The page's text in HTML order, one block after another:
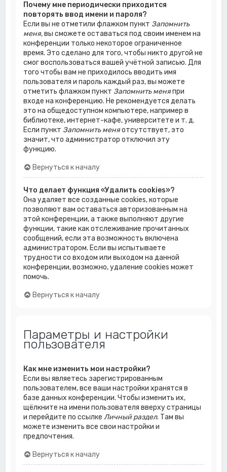
Почему мне периодически приходится
повторять ввод имени и пароля?
Если вы не отметили флажком пункт Запомнить
меня, вы сможете оставаться под своим именем на
конференции только некоторое ограниченное
время. Это сделано для того, чтобы никто другой не
смог воспользоваться вашей учётной записью. Для
того чтобы вам не приходилось вводить имя
пользователя и пароль каждый раз, вы можете
отметить флажком пункт Запомнить меняпри
входе на конференцию. Не рекомендуется делать
это на общедоступном компьютере, например в
библиотеке, интернет-кафе, университете и т. д.
Если пункт Запомнить меняотсутствует, это
значит, что администратор отключил эту
функцию.
Вернуться к началу
Что делает функция «Удалить cookies»?
Она удаляет все созданные cookies, которые
позволяют вам оставаться авторизованным на
этой конференции, а также выполняют другие
функции, такие как отслеживание прочитанных
сообщений, если эта возможность включена
администратором. Если вы испытываете
трудности со входом или выходом на данной
конференции, возможно, удаление cookies может
помочь.
Вернуться к началу
Параметры и настройки
пользователя
Как мне изменить мои настройки?
Если вы являетесь зарегистрированным
пользователем, все ваши настройки хранятся в
базе данных конференции. Чтобы изменить их,
щёлкните на имени пользователя вверху страницы
и перейдите по ссылкеЛичный раздел. Там вы
можете изменить все свои настройки и
предпочтения.
Вернуться к началу